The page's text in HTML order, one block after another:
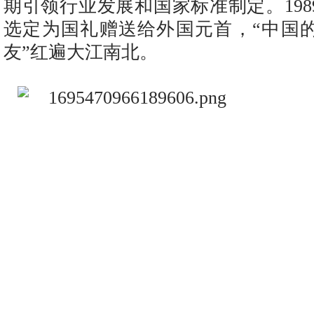
期引领行业发展和国家标准制定。
选定为国礼赠送给外国元首，“中国
友”红遍大江南北。